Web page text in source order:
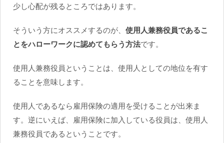
少し心配が残るところではあります。
そういう方にオススメするのが、 使用人兼務役員であるこ
とをハローワークに認めてもらう方法です。
使用人兼務役員ということは、使用人としての地位を有す
ることを意味します。
使用人であるなら雇用保険の適用を受けることが出来ま
す。逆にいえば、雇用保険に加入している役員は、使用人
兼務役員であるということです。